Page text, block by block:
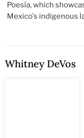
Poesía, which
Mexico's indigenous
Whitney DeVos